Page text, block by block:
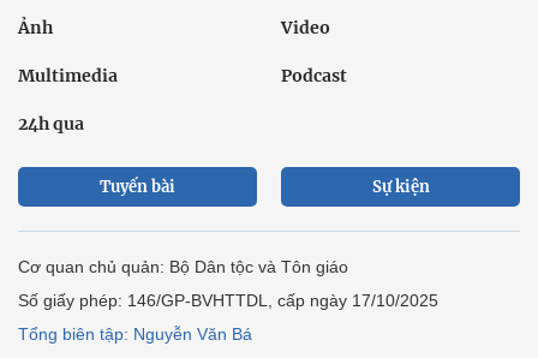
Ảnh Video
Multimedia Podcast
24h qua
Tuyến bài Sự kiện
Cơ quan chủ quản: Bộ Dân tộc và Tôn giáo
Số giấy phép: 146/GP-BVHTTDL, cấp ngày 17/10/2025
Tổng biên tập: Nguyễn Văn Bá